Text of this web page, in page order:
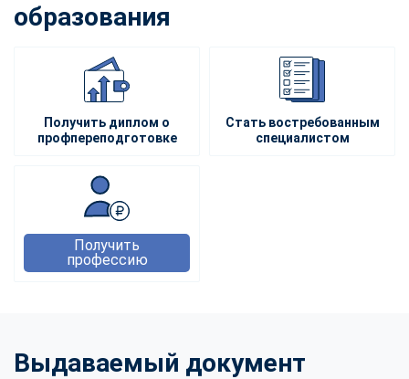
образования
Получить диплом о
профпереподготовке
Стать востребованным
специалистом
Получить
профессию
Выдаваемый документ